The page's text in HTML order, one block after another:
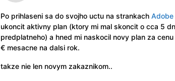
Po prihlaseni sa do svojho uctu na strankach Adobe
ukoncit aktivny plan (ktory mi mal skoncit o cca 5
predplatneho) a hned mi naskocil novy plan za
€ mesacne na dalsi rok.
takze nie len novym zakaznikom..